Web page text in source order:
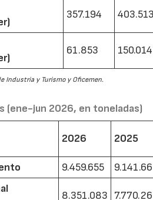
357.194
61.853 150.014
Industria y Turismo y Oficemen.
(ene-jun 2026, en toneladas)
2026 2025
9.459.655
8.351.083